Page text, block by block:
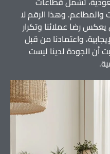
والمطاعم. وهذا الرقم لا
رضا عملائنا وتكرار
واعتمادنا من قبل
أن الجودة لدينا ليست